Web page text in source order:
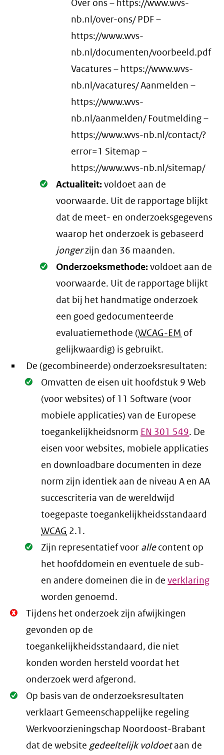
Over ons – https://www.wvs-
nb.nl/over-ons/ PDF –
https://www.wvs-
nb.nl/documenten/voorbeeld.pdf
Vacatures – https://www.wvs-
nb.nl/vacatures/ Aanmelden –
https://www.wvs-
nb.nl/aanmelden/ Foutmelding –
https://www.wvs-nb.nl/contact/?
error=1 Sitemap –
https://www.wvs-nb.nl/sitemap/
Oké.
Actualiteit:voldoet aan de
voorwaarde. Uit de rapportage blijkt
dat de meet- en onderzoeksgegevens
waarop het onderzoek is gebaseerd
jongerzijn dan 36 maanden.
Oké.
Onderzoeksmethode:voldoet aan de
voorwaarde. Uit de rapportage blijkt
dat bij het handmatige onderzoek
een goed gedocumenteerde
evaluatiemethode (WCAG-EM of
gelijkwaardig) is gebruikt.
De (gecombineerde) onderzoeksresultaten:
Oké.
Omvatten de eisen uit hoofdstuk 9 Web
(voor websites) of 11 Software (voor
mobiele applicaties) van de Europese
toegankelijkheidsnorm EN 301 549. De
eisen voor websites, mobiele applicaties
en downloadbare documenten in deze
norm zijn identiek aan de niveau A en AA
succescriteria van de wereldwijd
toegepaste toegankelijkheidsstandaard
WCAG 2.1 .
Oké.
Zijn representatief voor allecontent op
het hoofddomein en eventuele de sub-
en andere domeinen die in deverklaring
worden genoemd.
Niet
Oké.
Tijdens het onderzoek zijn afwijkingen
gevonden op de
toegankelijkheidsstandaard, die niet
konden worden hersteld voordat het
onderzoek werd afgerond.
Oké.
Op basis van de onderzoeksresultaten
verklaart Gemeenschappelijke regeling
Werkvoorzieningschap Noordoost-Brabant
dat de websitegedeeltelijk voldoetaan de